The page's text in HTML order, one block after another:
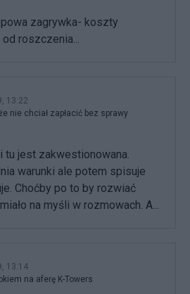
zagrywka- koszty
roszczenia...
13:22
nie chciał zapłacić bez sprawy
tu jest zakwestionowana.
warunki ale potem spisuje
Choćby po to by rozwiać
na myśli w rozmowach. A...
13:14
na aferę K-Towers